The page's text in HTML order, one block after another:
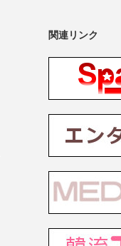
関連リンク